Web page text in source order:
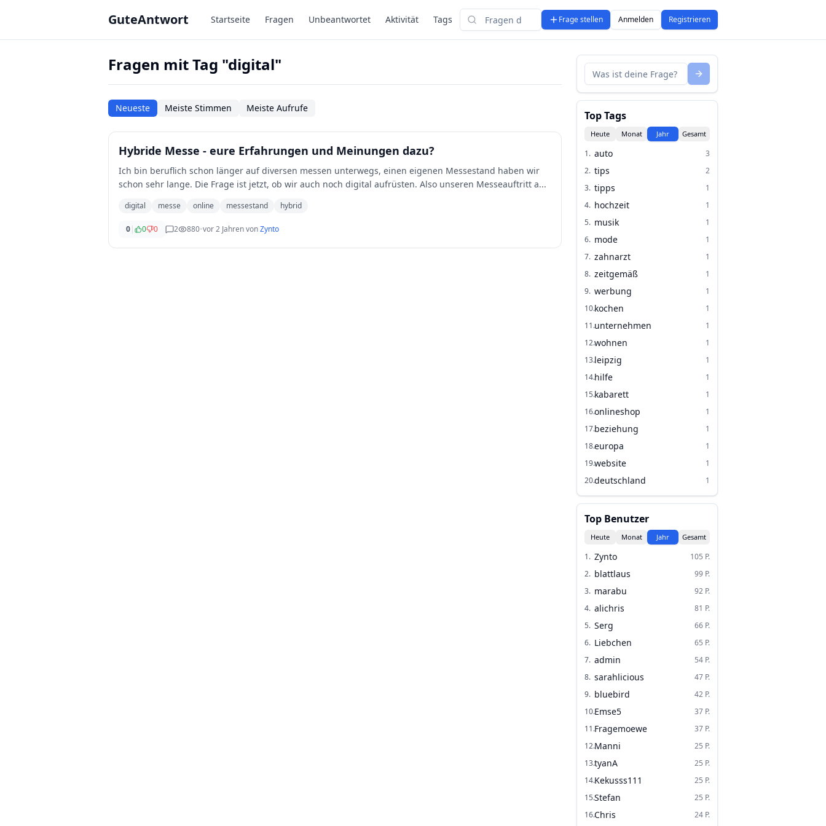
GuteAntwort Startseite Fragen Unbeantwortet Aktivität Tags
Suchen
Frage stellen Anmelden Registrieren
Fragen mit Tag "digital"
Neueste Meiste Stimmen Meiste Aufrufe
Hybride Messe - eure Erfahrungen und Meinungen dazu?
Ich bin beruflich schon länger auf diversen messen unterwegs, einen eigenen Messestand haben wir
schon sehr lange. Die Frage ist jetzt, ob wir auch noch digital aufrüsten. Also unseren Messeauftritt a...
digital messe online messestand hybrid
0| 0 0 2 880•vor 2 JahrenvonZynto
Top Tags
Heute Monat Jahr Gesamt
1. auto
3
2. tips
2
3. tipps
1
4. hochzeit
1
5. musik
1
6. mode
1
7. zahnarzt
1
8. zeitgemäß
1
9. werbung
1
10.kochen
1
11.unternehmen
1
12.wohnen
1
13.leipzig
1
14.hilfe
1
15.kabarett
1
16.onlineshop
1
17.beziehung
1
18.europa
1
19.website
1
20.deutschland 1
Top Benutzer
Heute Monat Jahr Gesamt
1. Zynto 105 P.
2. blattlaus 99 P.
3. marabu 92 P.
4. alichris 81 P.
5. Serg 66 P.
6. Liebchen 65 P.
7. admin 54 P.
8. sarahlicious 47 P.
9. bluebird 42 P.
10.Emse5 37 P.
11.Fragemoewe 37 P.
12.Manni 25 P.
13.tyanA 25 P.
14.Kekusss111 25 P.
15.Stefan 25 P.
16.Chris 24 P.